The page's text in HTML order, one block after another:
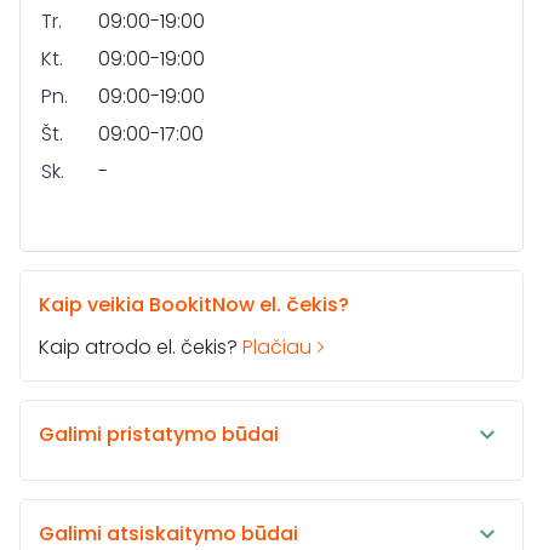
Tr.
09:00-19:00
Kt.
09:00-19:00
Pn.
09:00-19:00
Št.
09:00-17:00
Sk.
-
Kaip veikia BookitNow el. čekis?
Kaip atrodo el. čekis? Plačiau
Galimi pristatymo būdai
Galimi atsiskaitymo būdai